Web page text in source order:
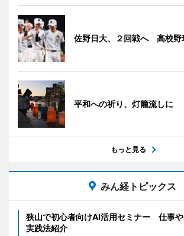
佐野日大、２回戦へ 高校野
平和への祈り、灯籠流しに
もっと見る
みん経トピックス
狭山で初心者向けAI活用セミナー 仕事
実践法紹介